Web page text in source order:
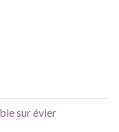
sur évier